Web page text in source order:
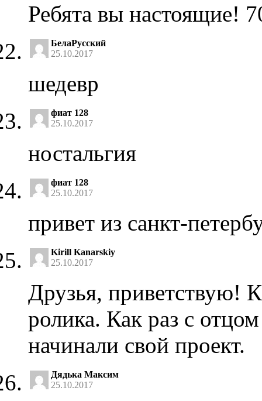
Ребята вы
БелаРусский
25.10.2017
шедевр
фиат 128
25.10.2017
ностальгия
фиат 128
25.10.2017
привет из санкт-
Kirill Kanarskiy
25.10.2017
Друзья, приветствую!
ролика. Как раз с
начинали свой проект.
Дядька Максим
25.10.2017